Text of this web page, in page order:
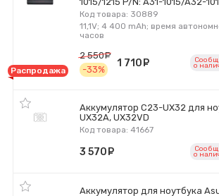
Код товара: 30889
11,1V; 4 400 mAh; время
часов
Распродажа
2 550
-33%
1 710 руб.
o
Аккумулятор C23-UX32 для
UX32A, UX32VD
Код товара: 41667
3 570 o
Аккумулятор для ноутбука